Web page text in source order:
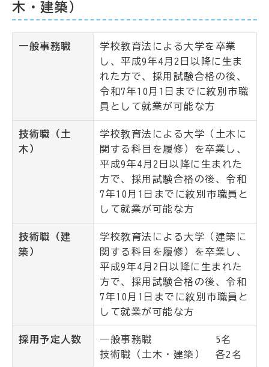
木・建築）
一般事務職
学校教育法による大学を卒業
し、平成9年4月2日以降に生ま
れた方で、採用試験合格の後、
令和7年10月1日までに紋別市職
員として就業が可能な方
技術職（土
木）
学校教育法による大学（土木に
関する科目を履修）を卒業し、
平成9年4月2日以降に生まれた
方で、採用試験合格の後、令和
7年10月1日までに紋別市職員と
して就業が可能な方
技術職（建
築）
学校教育法による大学（建築に
関する科目を履修）を卒業し、
平成9年4月2日以降に生まれた
方で、採用試験合格の後、令和
7年10月1日までに紋別市職員と
して就業が可能な方
採用予定人数
一般事務職 5名
技術職（土木・建築） 各2名